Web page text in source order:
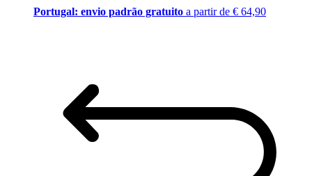
Portugal: envio padrão gratuito a partir de € 64,90